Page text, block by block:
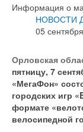
Информация о
НОВОСТИ
05
Орловская
пятницу, 7
«МегаФон»
городских игр
формате
велосипедной